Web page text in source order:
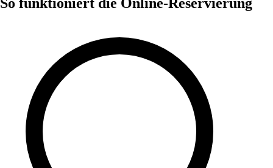
So funktioniert die Online-Reservierung